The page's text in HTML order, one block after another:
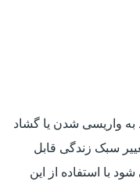
به واریسی شدن یا گشاد
سبک زندگی قابل
با استفاده از این